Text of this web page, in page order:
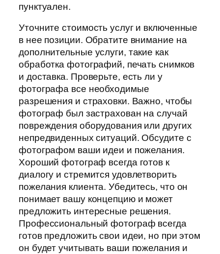
пунктуален.
Уточните стоимость услуг и включенные
в нее позиции. Обратите внимание на
дополнительные услуги, такие как
обработка фотографий, печать снимков
и доставка. Проверьте, есть ли у
фотографа все необходимые
разрешения и страховки. Важно, чтобы
фотограф был застрахован на случай
повреждения оборудования или других
непредвиденных ситуаций. Обсудите с
фотографом ваши идеи и пожелания.
Хороший фотограф всегда готов к
диалогу и стремится удовлетворить
пожелания клиента. Убедитесь, что он
понимает вашу концепцию и может
предложить интересные решения.
Профессиональный фотограф всегда
готов предложить свои идеи, но при этом
он будет учитывать ваши пожелания и